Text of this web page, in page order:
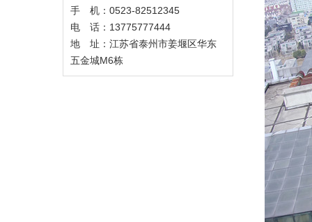
手 机：0523-82512345
电 话：13775777444
地 址：江苏省泰州市姜堰区华东
五金城M6栋